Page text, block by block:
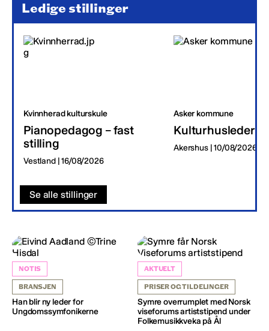
Ledige stillinger
Kvinnherad kulturskule
Pianopedagog – fast
stilling
Vestland | 16/08/2026
Asker kommune
Kulturhusleder
Akershus | 10/08/2026
Se alle stillinger
NOTIS
BRANSJEN
Han blir ny leder for
Ungdomssymfonikerne
AKTUELT
PRISER OG TILDELINGER
Symre overrumplet med Norsk
viseforums artiststipend under
Folkemusikkveka på Ål